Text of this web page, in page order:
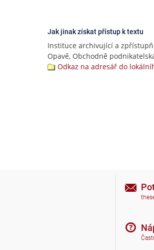
Jak jinak získat přístup k textu
Instituce archivující a
Opavě, Obchodně
Odkaz na adresář do